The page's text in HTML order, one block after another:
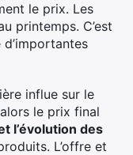
le prix. Les
printemps. C’est
influe sur le
le prix final
l’évolution des
L’offre et